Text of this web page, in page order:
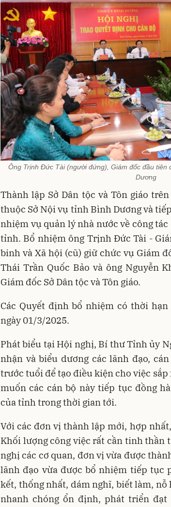
Ông Trịnh Đức Tài (người đứng), Giám đốc đầu tiên
Dương
Thành lập Sở Dân tộc và Tôn giáo
thuộc Sở Nội vụ tỉnh Bình Dương và
nhiệm vụ quản lý nhà nước về công
tỉnh. Bổ nhiệm ông Trịnh Đức Tài -
binh và Xã hội (cũ) giữ chức vụ Giám
Thái Trần Quốc Bảo và ông Nguyễn
Giám đốc Sở Dân tộc và Tôn giáo​.
Các Quyết định bổ nhiệm có thời
ngày 01/3/2025.
Phát biểu tại Hội nghị, Bí thư Tỉnh ủy
nhận và biểu dương các lãnh đạo,
trước tuổi để tạo điều kiện cho việc
muốn các cán bộ này tiếp tục đồng
của tỉnh trong thời gian tới.
Với các đơn vị thành lập mới, hợp
Khối lượng công việc rất cần tinh thần
nghị các cơ quan, đơn vị vừa được
lãnh đạo vừa được bổ nhiệm tiếp tục
kết, thống nhất, dám nghĩ, biết làm,
nhanh chóng ổn định, phát triển đạt